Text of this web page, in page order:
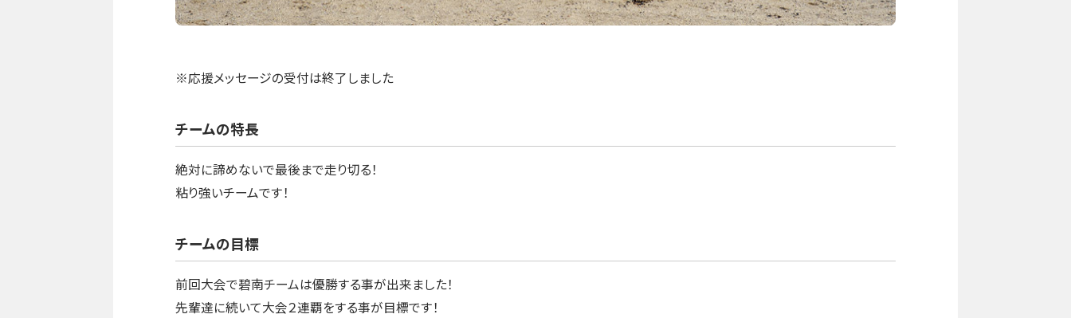
※応援メッセージの受付は終了しました
チームの特長
絶対に諦めないで最後まで走り切る！
粘り強いチームです！
チームの目標
前回大会で碧南チームは優勝する事が出来ました！
先輩達に続いて大会２連覇をする事が目標です！